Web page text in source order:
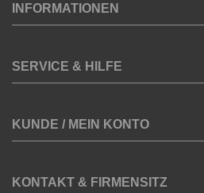
INFORMATIONEN
SERVICE & HILFE
KUNDE / MEIN KONTO
KONTAKT & FIRMENSITZ